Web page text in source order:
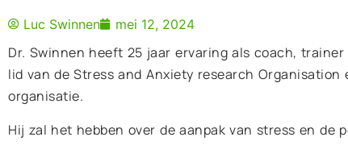
Luc Swinnen mei 12, 2024
Dr. Swinnen heeft 25 jaar ervaring als coach,
lid van de Stress and Anxiety research
organisatie.
Hij zal het hebben over de aanpak van stress en de